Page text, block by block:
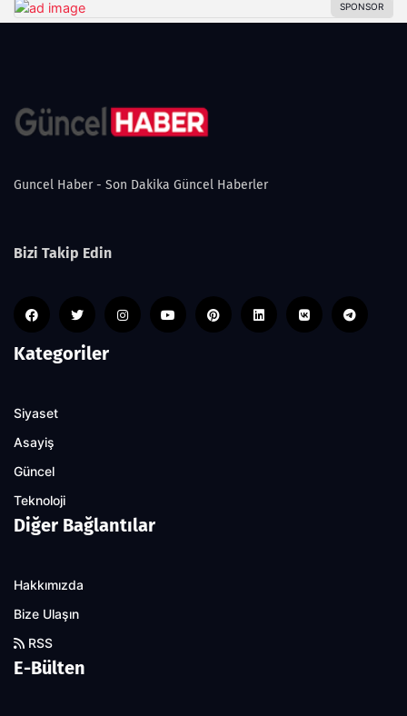
Guncel Haber - Son Dakika Güncel Haberler
Bizi Takip Edin
Kategoriler
Siyaset
Asayiş
Güncel
Teknoloji
Diğer Bağlantılar
Hakkımızda
Bize Ulaşın
RSS
E-Bülten